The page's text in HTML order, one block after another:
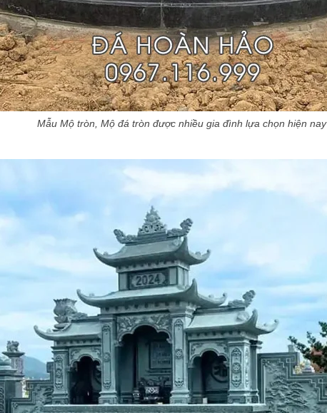
Mẫu Mộ tròn, Mộ đá tròn được nhiều gia đình lựa chọn hiện nay